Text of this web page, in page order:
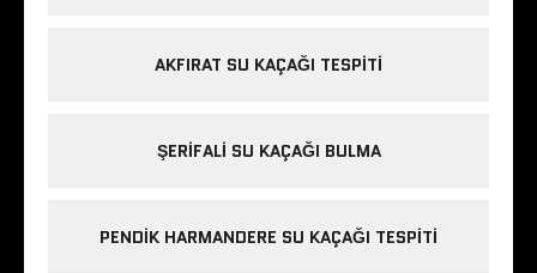
AKFIRAT SU KAÇAĞI TESPITI
ŞERIFALI SU KAÇAĞI BULMA
PENDIK HARMANDERE SU KAÇAĞI TESPITI